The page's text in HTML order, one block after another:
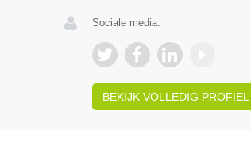
Sociale media:
BEKIJK VOLLEDIG PROFIEL